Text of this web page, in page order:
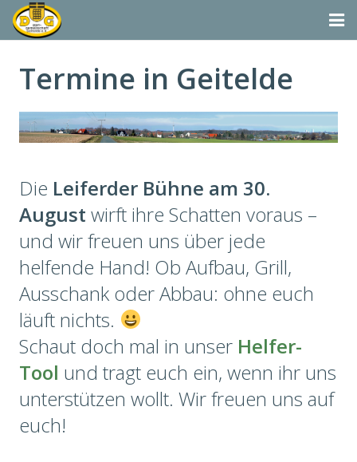
Aktivitäten
Suchen
Vereine & Organisationen
Termine in Geitelde
Die Leiferder Bühne am 30.
August wirft ihre Schatten voraus –
und wir freuen uns über jede
helfende Hand! Ob Aufbau, Grill,
Ausschank oder Abbau: ohne euch
läuft nichts.
Schaut doch mal in unser Helfer-
Tool und tragt euch ein, wenn ihr uns
unterstützen wollt. Wir freuen uns auf
euch!